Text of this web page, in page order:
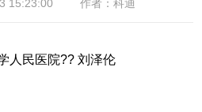
15:23:00 作者：科迪
人民医院?? 刘泽伦